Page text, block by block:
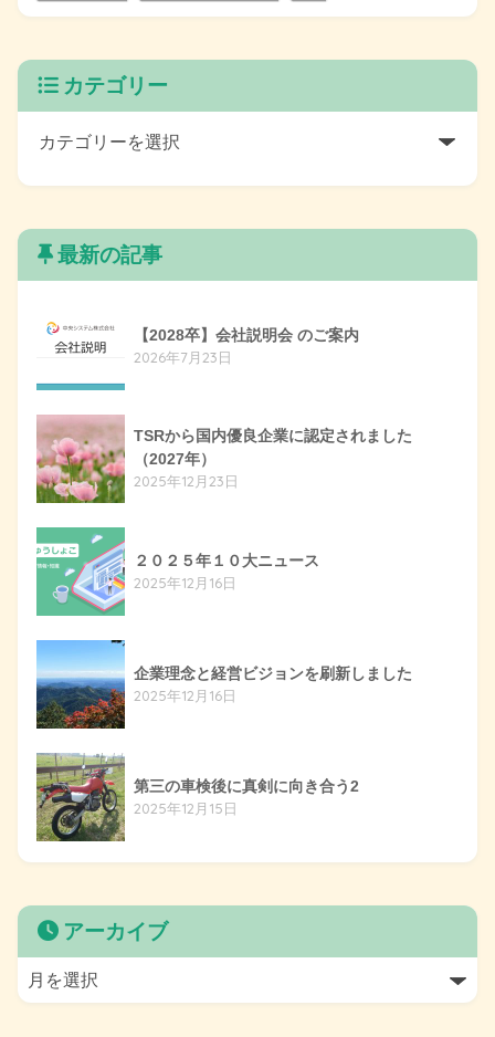
カテゴリー
最新の記事
【2028卒】会社説明会 のご案内
2026年7月23日
TSRから国内優良企業に認定されました
（2027年）
2025年12月23日
２０２５年１０大ニュース
2025年12月16日
企業理念と経営ビジョンを刷新しました
2025年12月16日
第三の車検後に真剣に向き合う2
2025年12月15日
アーカイブ